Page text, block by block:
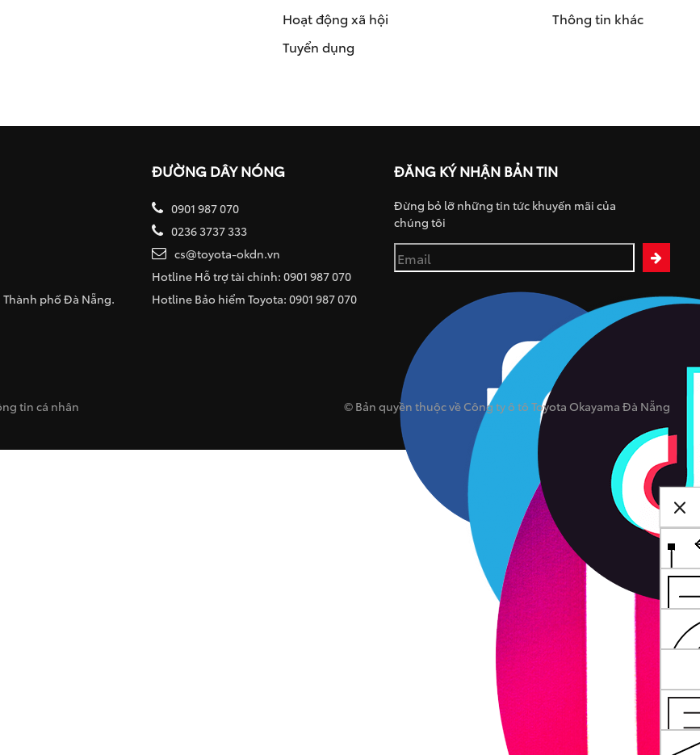
Hoạt động xã hội
Tuyển dụng
Thông tin khác
phố Đà Nẵng.
ĐƯỜNG DÂY NÓNG
0901 987 070
0236 3737 333
cs@toyota-okdn.vn
Hotline Hỗ trợ tài chính: 0901 987 070
Hotline Bảo hiểm Toyota: 0901 987 070
ĐĂNG KÝ NHẬN BẢN TIN
Đừng bỏ lỡ những tin tức khuyến mãi của
chúng tôi
tin cá nhân © Bản quyền thuộc về Công ty ô tô Toyota Okayama Đà Nẵng